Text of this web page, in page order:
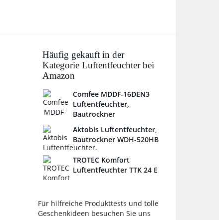
Häufig gekauft in der
Kategorie Luftentfeuchter bei
Amazon
Comfee MDDF-16DEN3
Luftentfeuchter,
Bautrockner
Aktobis Luftentfeuchter,
Bautrockner WDH-520HB
TROTEC Komfort
Luftentfeuchter TTK 24 E
Für hilfreiche Produkttests und tolle
Geschenkideen besuchen Sie uns